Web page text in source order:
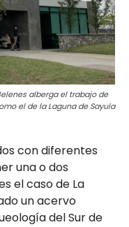
alberga el trabajo de
el de la Laguna de Sayula
con diferentes
una o dos
el caso de La
un acervo
del Sur de